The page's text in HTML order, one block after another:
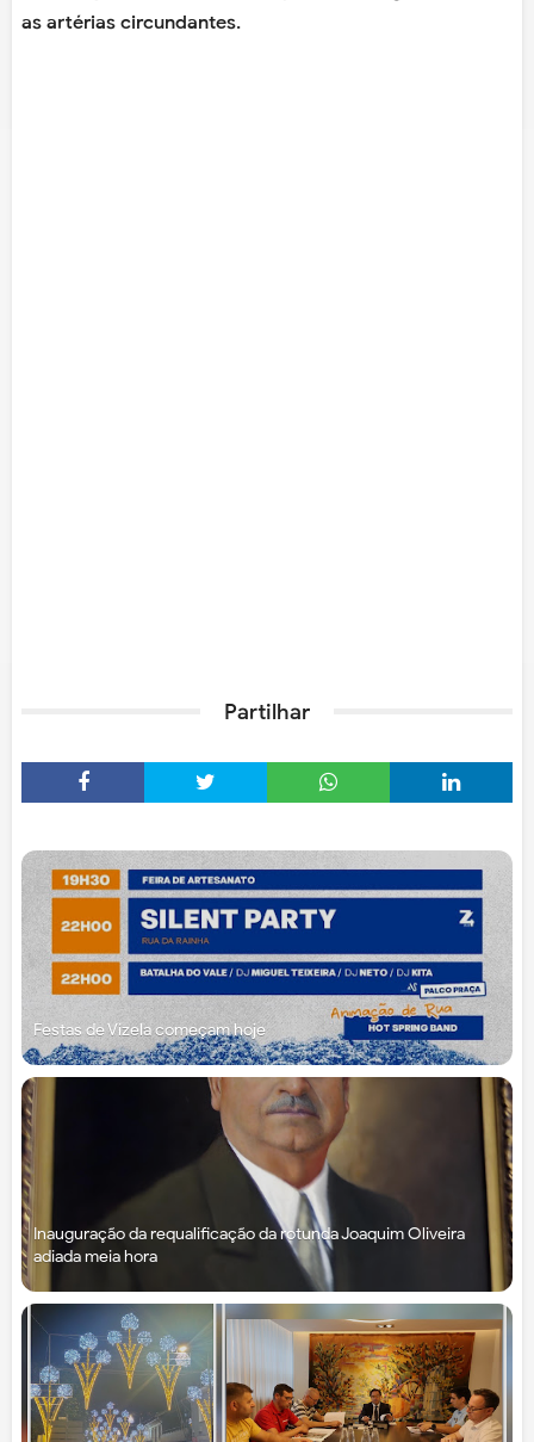
as artérias circundantes.
Partilhar
Festas de Vizela começam hoje
Inauguração da requalificação da rotunda Joaquim Oliveira
adiada meia hora